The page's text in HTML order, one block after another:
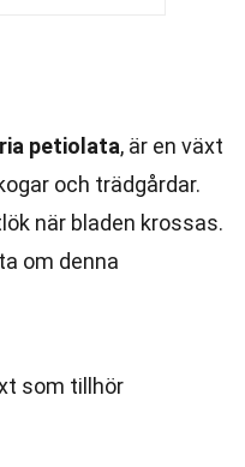
petiolata, är en växt
och trädgårdar.
när bladen krossas.
om denna
som tillhör